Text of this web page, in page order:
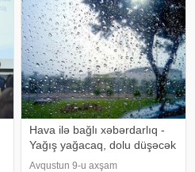
dəyişdirilib. xəbər verir ki, təmi
Hava ilə bağlı xəbərdarlıq -
Yağış yağacaq, dolu düşəcək
Avqustun 9-u axşam